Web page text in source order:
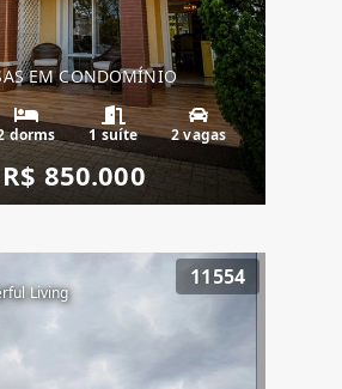
EM CONDOMÍNIO
dorms 1 suíte 2 vagas
R$ 850.000
Living
11554